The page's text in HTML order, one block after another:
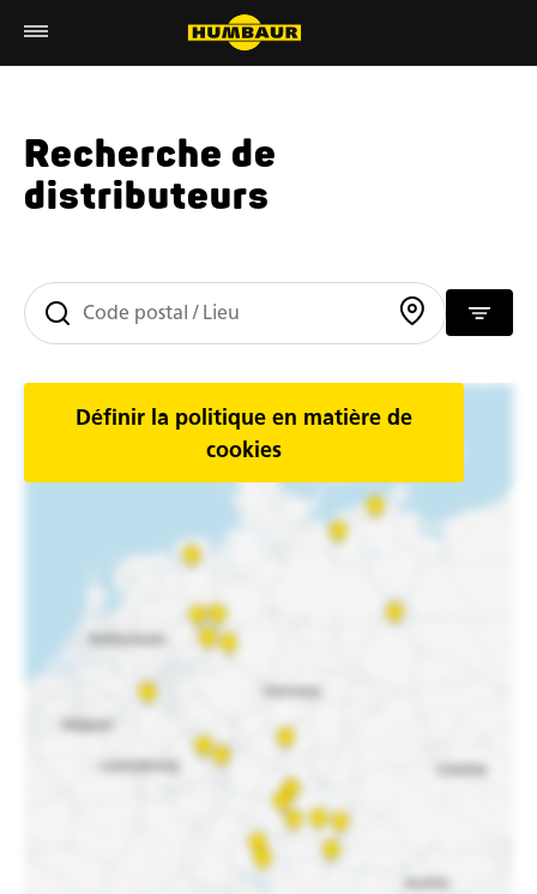
Recherche de
distributeurs
Définir la politique en matière de
cookies